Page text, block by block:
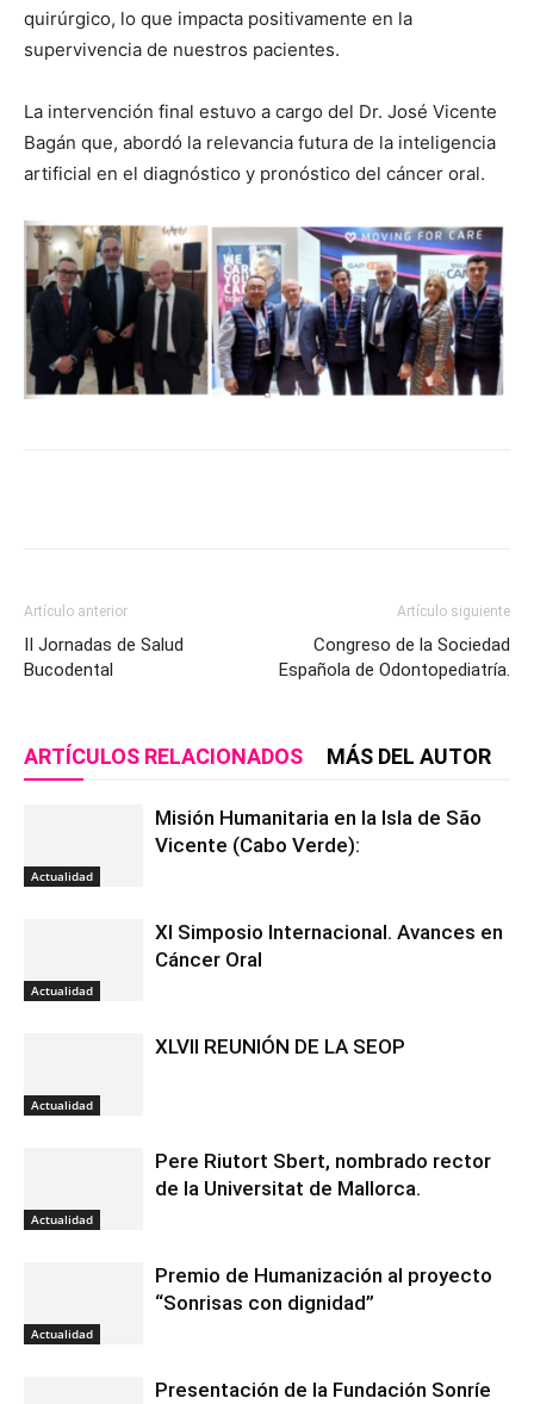
quirúrgico, lo que impacta positivamente en la
supervivencia de nuestros pacientes.
La intervención final estuvo a cargo del Dr. José Vicente
Bagán que, abordó la relevancia futura de la inteligencia
artificial en el diagnóstico y pronóstico del cáncer oral.
Artículo anterior
II Jornadas de Salud
Bucodental
Artículo siguiente
Congreso de la Sociedad
Española de Odontopediatría.
ARTÍCULOS RELACIONADOS MÁS DEL AUTOR
Actualidad
Misión Humanitaria en la Isla de São
Vicente (Cabo Verde):
Actualidad
XI Simposio Internacional. Avances en
Cáncer Oral
Actualidad
XLVII REUNIÓN DE LA SEOP
Actualidad
Pere Riutort Sbert, nombrado rector
de la Universitat de Mallorca.
Actualidad
Premio de Humanización al proyecto
“Sonrisas con dignidad”
Presentación de la Fundación Sonríe